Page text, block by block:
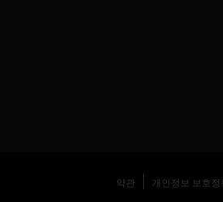
약관 개인정보 보호정